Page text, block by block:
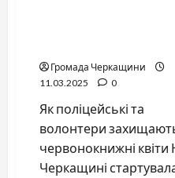
Громада Черкащини
11.03.2025
0
Як поліцейські та
волонтери
червонокнижні квіти
Черкащині